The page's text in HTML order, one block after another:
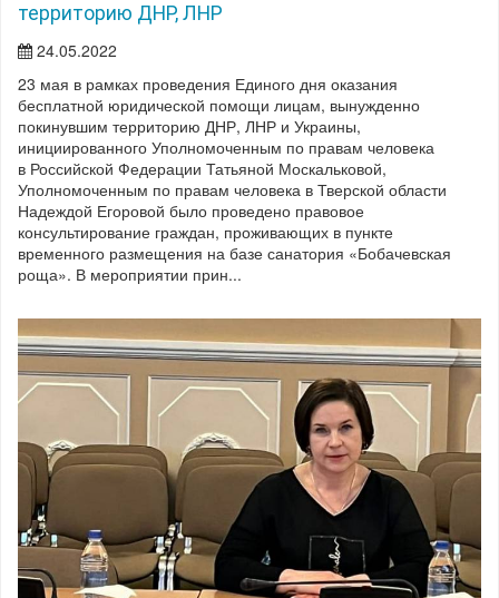
территорию ДНР, ЛНР
24.05.2022
23 мая в рамках проведения Единого дня оказания
бесплатной юридической помощи лицам, вынужденно
покинувшим территорию ДНР, ЛНР и Украины,
инициированного Уполномоченным по правам человека
в Российской Федерации Татьяной Москальковой,
Уполномоченным по правам человека в Тверской области
Надеждой Егоровой было проведено правовое
консультирование граждан, проживающих в пункте
временного размещения на базе санатория «Бобачевская
роща». В мероприятии прин...